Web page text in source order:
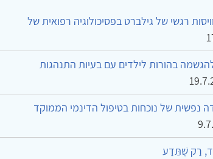
רגשי של גילברט בפסיכולוגיה רפואית של
בהורות לילדים עם בעיות התנהגות
נפשית של נוכחות בטיפול הדינמי הממוקד
רַק שֶׁתֵּדַע